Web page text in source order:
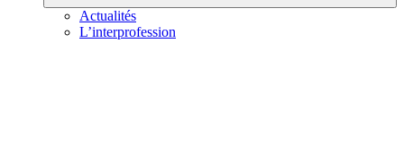
Actualités
L’interprofession